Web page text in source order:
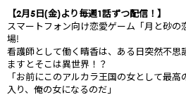
【2月5日(金)より毎週1話ずつ配信！】
スマートフォン向け恋愛ゲーム「月と砂の
場!
看護師として働く晴香は、ある日突然不
ますとそこは異世界！？
「お前にこのアルカラ王国の女として最
入り、俺の女になるのだ」